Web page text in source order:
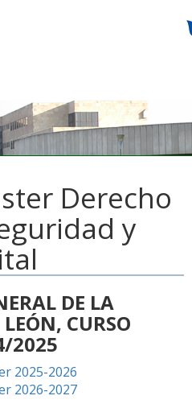
Derecho
y
DE LA
CURSO
2025
2025-2026
2026-2027